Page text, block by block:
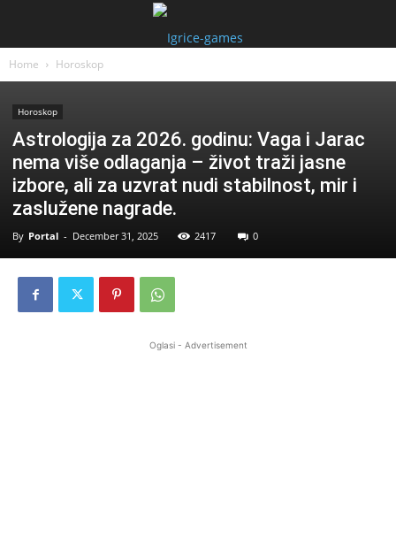
Home Horoskop
Horoskop
Astrologija za 2026. godinu: Vaga i Jarac
nema više odlaganja – život traži jasne
izbore, ali za uzvrat nudi stabilnost, mir i
zaslužene nagrade.
By Portal - December 31, 2025 2417 0
Oglasi - Advertisement